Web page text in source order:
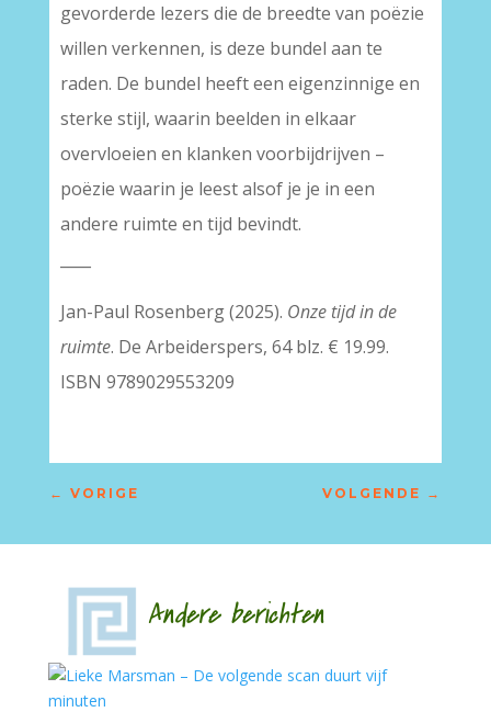
gevorderde lezers die de breedte van poëzie
willen verkennen, is deze bundel aan te
raden. De bundel heeft een eigenzinnige en
sterke stijl, waarin beelden in elkaar
overvloeien en klanken voorbijdrijven –
poëzie waarin je leest alsof je je in een
andere ruimte en tijd bevindt.
Jan-Paul Rosenberg (2025). Onze tijd in de
ruimte. De Arbeiderspers, 64 blz. € 19.99.
ISBN 9789029553209
← VORIGE VOLGENDE →
Andere berichten